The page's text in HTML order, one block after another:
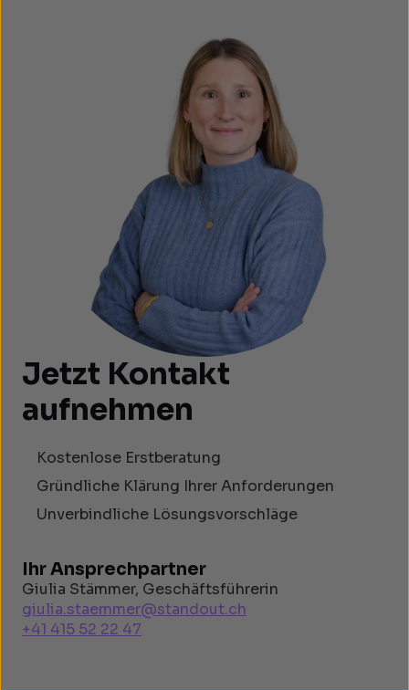
Jetzt Kontakt
aufnehmen
Kostenlose Erstberatung
Gründliche Klärung Ihrer Anforderungen
Unverbindliche Lösungsvorschläge
Ihr Ansprechpartner
Giulia Stämmer, Geschäftsführerin
giulia.staemmer@standout.ch
+41 415 52 22 47